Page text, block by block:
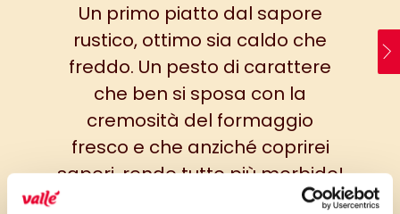
Un primo piatto dal sapore
rustico, ottimo sia caldo che
freddo. Un pesto di carattere
che ben si sposa con la
cremosità del formaggio
fresco e che anziché coprirei
sapori, rende tutto più morbido!